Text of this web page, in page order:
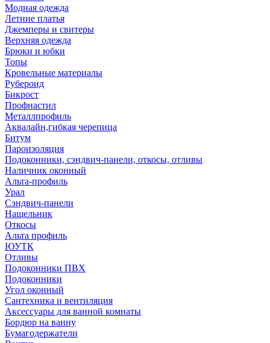
Модная одежда
Летние платья
Джемперы и свитеры
Верхняя одежда
Брюки и юбки
Топы
Кровельные материалы
Рубероид
Бикрост
Профнастил
Металлпрофиль
Аквалайн,гибкая черепица
Битум
Пароизоляция
Подоконники, сэндвич-панели, откосы, отливы
Наличник оконный
Альта-профиль
Урал
Сэндвич-панели
Нащельник
Откосы
Альта профиль
ЮУТК
Отливы
Подоконники ПВХ
Подоконники
Угол оконный
Сантехника и вентиляция
Аксессуары для ванной комнаты
Бордюр на ванну
Бумагодержатели